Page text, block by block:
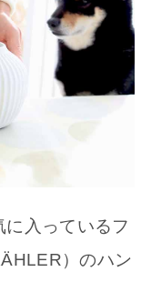
入っているフ
）のハン